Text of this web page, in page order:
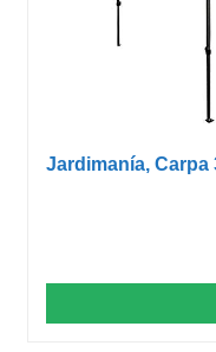
Jardimanía, Carpa